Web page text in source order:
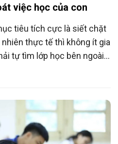
việc học của con
tiêu tích cực là siết chặt
thực tế thì không ít gia
tự tìm lớp học bên ngoài
kiểm soát chất lượng.